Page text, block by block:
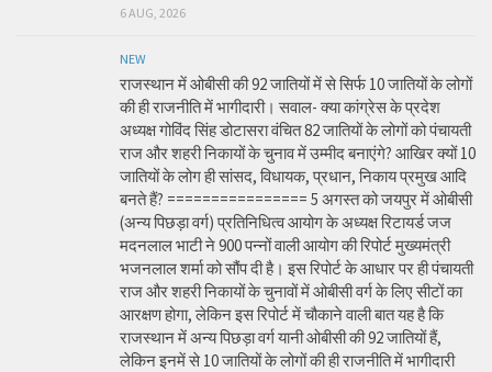
6 AUG, 2026
NEW
राजस्थान में ओबीसी की 92 जातियों में से सिर्फ 10 जातियों के लोगों
की ही राजनीति में भागीदारी। सवाल- क्या कांग्रेस के प्रदेश
अध्यक्ष गोविंद सिंह डोटासरा वंचित 82 जातियों के लोगों को पंचायती
राज और शहरी निकायों के चुनाव में उम्मीद बनाएंगे? आखिर क्यों 10
जातियों के लोग ही सांसद, विधायक, प्रधान, निकाय प्रमुख आदि
बनते हैं? ================ 5 अगस्त को जयपुर में ओबीसी
(अन्य पिछड़ा वर्ग) प्रतिनिधित्व आयोग के अध्यक्ष रिटायर्ड जज
मदनलाल भाटी ने 900 पन्नों वाली आयोग की रिपोर्ट मुख्यमंत्री
भजनलाल शर्मा को सौंप दी है। इस रिपोर्ट के आधार पर ही पंचायती
राज और शहरी निकायों के चुनावों में ओबीसी वर्ग के लिए सीटों का
आरक्षण होगा, लेकिन इस रिपोर्ट में चौकाने वाली बात यह है कि
राजस्थान में अन्य पिछड़ा वर्ग यानी ओबीसी की 92 जातियों हैं,
लेकिन इनमें से 10 जातियों के लोगों की ही राजनीति में भागीदारी